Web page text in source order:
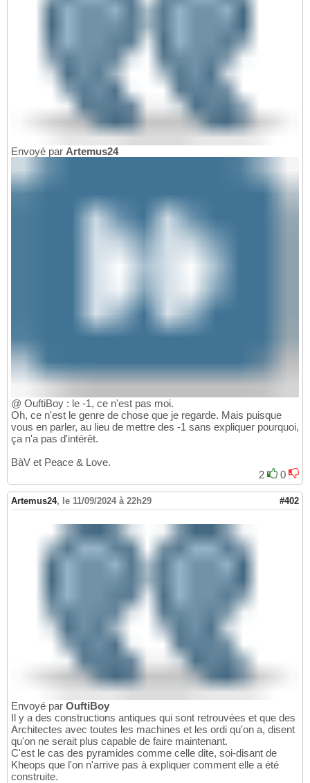
Envoyé par Artemus24
@ OuftiBoy : le -1, ce n'est pas moi.
Oh, ce n'est le genre de chose que je regarde. Mais puisque
vous en parler, au lieu de mettre des -1 sans expliquer pourquoi,
ça n'a pas d'intérêt.
BàV et Peace & Love.
2
0
Artemus24, le 11/09/2024 à 22h29 #402
Envoyé par OuftiBoy
Il y a des constructions antiques qui sont retrouvées et que des
Architectes avec toutes les machines et les ordi qu'on a, disent
qu'on ne serait plus capable de faire maintenant.
C'est le cas des pyramides comme celle dite, soi-disant de
Kheops que l'on n'arrive pas à expliquer comment elle a été
construite.